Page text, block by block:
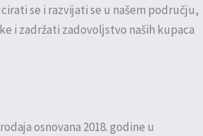
se i razvijati se u našem području,
i zadržati zadovoljstvo naših kupaca
osnovana 2018. godine u